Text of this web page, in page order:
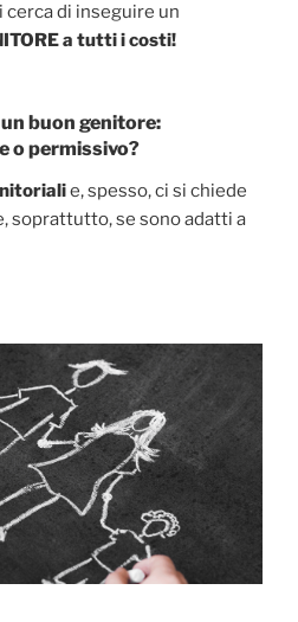
cerca di inseguire un
a tutti i costi!
buon genitore:
o permissivo?
e, spesso, ci si chiede
soprattutto, se sono adatti a